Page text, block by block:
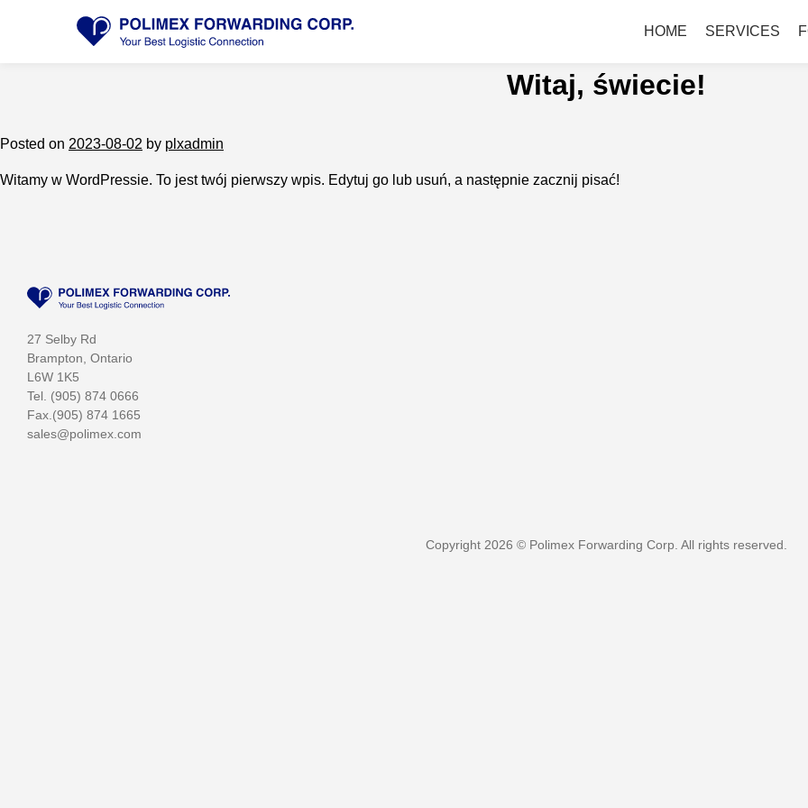
HOME SERVICES
Witaj, świecie!
Posted on 2023-08-02 by plxadmin
Witamy w WordPressie. To jest twój pierwszy wpis. Edytuj go lub usuń, a następnie zacznij pisać!
27 Selby Rd
Brampton, Ontario
L6W 1K5
Tel. (905) 874 0666
Fax.(905) 874 1665
sales@polimex.com
Copyright 2026 © Polimex Forwarding Corp. All rights reserved.